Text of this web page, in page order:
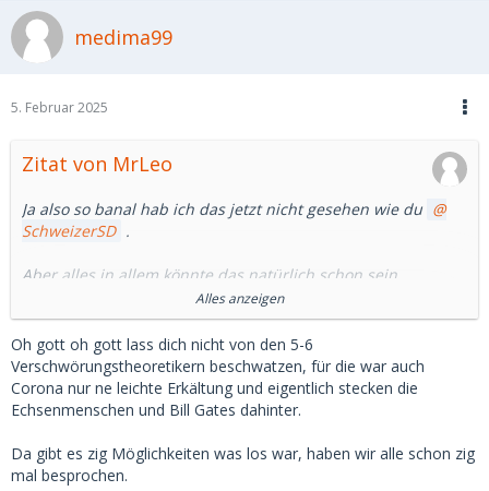
medima99
5. Februar 2025
Zitat von MrLeo
Ja also so banal hab ich das jetzt nicht gesehen wie du
SchweizerSD .
Aber alles in allem könnte das natürlich schon sein.
Damit es wäre aber die Seite kurz vor dem "Sterben" mit
solchen Geschäftsgebaren, wenn das notwendig ist.
Traurig....
Alles anzeigen
Oh gott oh gott lass dich nicht von den 5-6
Verschwörungstheoretikern beschwatzen, für die war auch
Corona nur ne leichte Erkältung und eigentlich stecken die
Echsenmenschen und Bill Gates dahinter.
Da gibt es zig Möglichkeiten was los war, haben wir alle schon zig
mal besprochen.